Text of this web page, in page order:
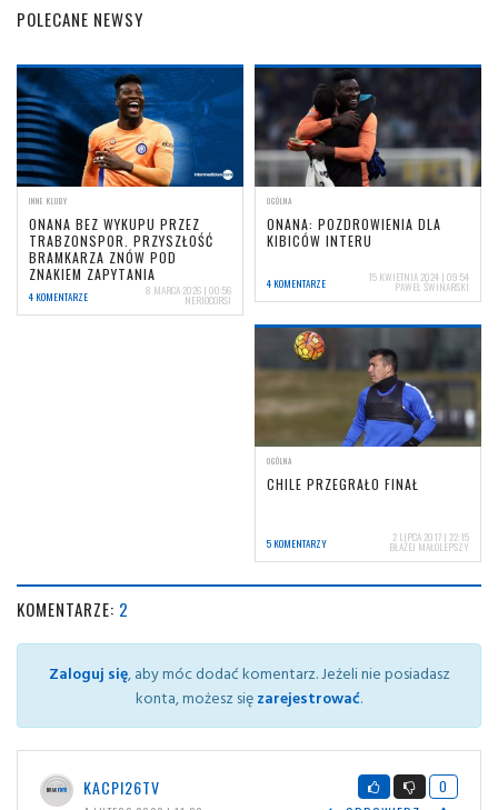
POLECANE NEWSY
INNE KLUBY
ONANA BEZ WYKUPU PRZEZ
TRABZONSPOR. PRZYSZŁOŚĆ
BRAMKARZA ZNÓW POD
ZNAKIEM ZAPYTANIA
4 KOMENTARZE 8 MARCA 2026 | 00:56
NERIOCORSI
OGÓLNA
ONANA: POZDROWIENIA DLA
KIBICÓW INTERU
4 KOMENTARZE 15 KWIETNIA 2024 | 09:54
PAWEŁ ŚWINARSKI
OGÓLNA
CHILE PRZEGRAŁO FINAŁ
5 KOMENTARZY 2 LIPCA 2017 | 22:15
BŁAŻEJ MAŁOLEPSZY
KOMENTARZE: 2
Zaloguj się, aby móc dodać komentarz. Jeżeli nie posiadasz
konta, możesz sięzarejestrować.
KACPI26TV
0